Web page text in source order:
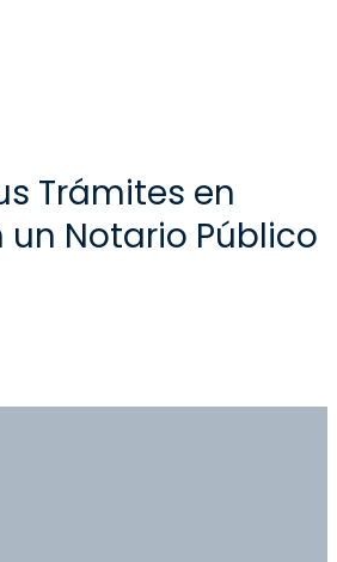
Trámites en
un Notario Público